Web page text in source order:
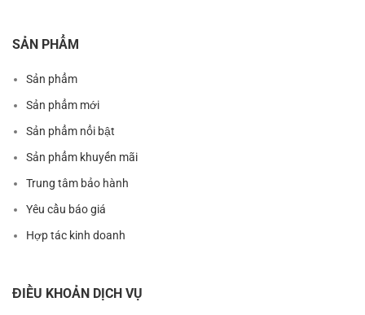
SẢN PHẨM
Sản phẩm
Sản phẩm mới
Sản phẩm nổi bật
Sản phẩm khuyến mãi
Trung tâm bảo hành
Yêu cầu báo giá
Hợp tác kinh doanh
ĐIỀU KHOẢN DỊCH VỤ